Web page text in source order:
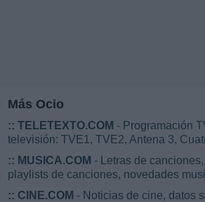
Más Ocio
:: TELETEXTO.COM - Programación
televisión: TVE1, TVE2, Antena 3,
:: MUSICA.COM - Letras de
playlists de canciones, novedades
:: CINE.COM - Noticias de cine, datos